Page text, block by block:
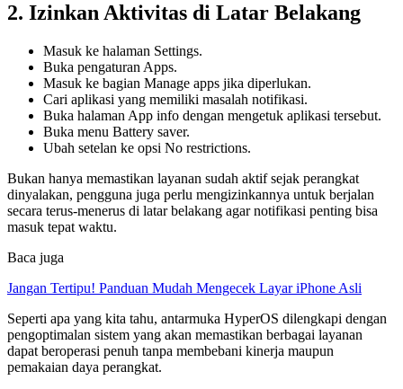
2. Izinkan Aktivitas di Latar Belakang
Masuk ke halaman Settings.
Buka pengaturan Apps.
Masuk ke bagian Manage apps jika diperlukan.
Cari aplikasi yang memiliki masalah notifikasi.
Buka halaman App info dengan mengetuk aplikasi tersebut.
Buka menu Battery saver.
Ubah setelan ke opsi No restrictions.
Bukan hanya memastikan layanan sudah aktif sejak perangkat
dinyalakan, pengguna juga perlu mengizinkannya untuk berjalan
secara terus-menerus di latar belakang agar notifikasi penting bisa
masuk tepat waktu.
Baca juga
Jangan Tertipu! Panduan Mudah Mengecek Layar iPhone Asli
Seperti apa yang kita tahu, antarmuka HyperOS dilengkapi dengan
pengoptimalan sistem yang akan memastikan berbagai layanan
dapat beroperasi penuh tanpa membebani kinerja maupun
pemakaian daya perangkat.